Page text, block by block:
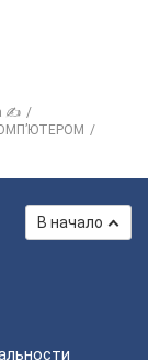
✍
В начало